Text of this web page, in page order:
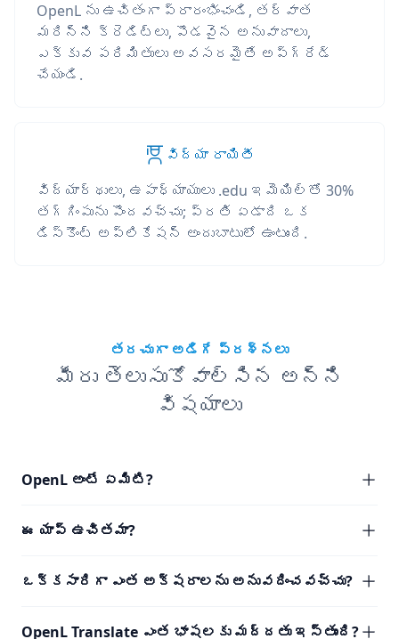
OpenL ను ఉచితంగా ప్రారంభించండి, తర్వాత
మరిన్ని క్రెడిట్లు, పొడవైన అనువాదాలు,
ఎక్కువ పరిమితులు అవసరమైతే అప్‌గ్రేడ్
చేయండి.
విద్యా రాయితీ
విద్యార్థులు, ఉపాధ్యాయులు .edu ఇమెయిల్‌తో 30%
తగ్గింపును పొందవచ్చు; ప్రతి ఏడాది ఒక
డిస్కౌంట్ అప్లికేషన్ అందుబాటులో ఉంటుంది.
తరచుగా అడిగే ప్రశ్నలు
మీరు తెలుసుకోవాల్సిన అన్ని
విషయాలు
OpenL అంటే ఏమిటి?
ఈ యాప్ ఉచితమా?
ఒక్కసారిగా ఎంత అక్షరాలను అనువదించవచ్చు?
OpenL Translate ఎంత భాషలకు మద్దతు ఇస్తుంది?